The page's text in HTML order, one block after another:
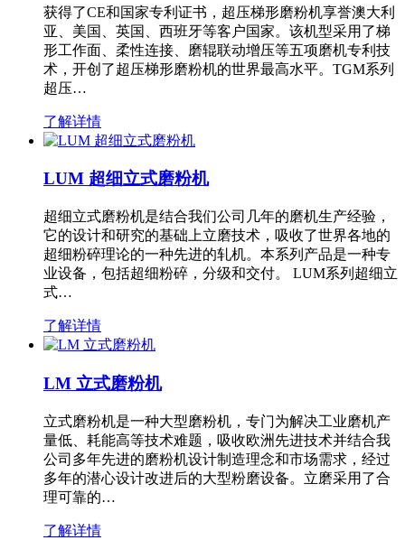
获得了CE和国家专利证书，超压梯形磨粉机享誉澳大利
亚、美国、英国、西班牙等客户国家。该机型采用了梯
形工作面、柔性连接、磨辊联动增压等五项磨机专利技
术，开创了超压梯形磨粉机的世界最高水平。TGM系列
超压…
了解详情
LUM 超细立式磨粉机
超细立式磨粉机是结合我们公司几年的磨机生产经验，
它的设计和研究的基础上立磨技术，吸收了世界各地的
超细粉碎理论的一种先进的轧机。本系列产品是一种专
业设备，包括超细粉碎，分级和交付。 LUM系列超细立
式…
了解详情
LM 立式磨粉机
立式磨粉机是一种大型磨粉机，专门为解决工业磨机产
量低、耗能高等技术难题，吸收欧洲先进技术并结合我
公司多年先进的磨粉机设计制造理念和市场需求，经过
多年的潜心设计改进后的大型粉磨设备。立磨采用了合
理可靠的…
了解详情